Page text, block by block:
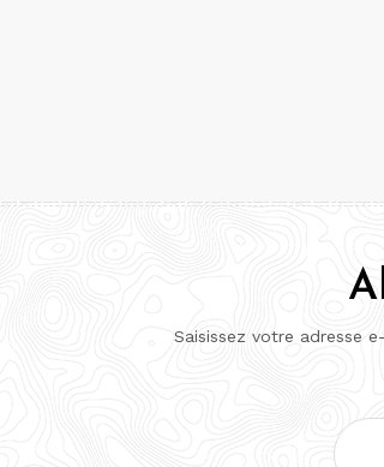
Saisissez votre adresse
e-